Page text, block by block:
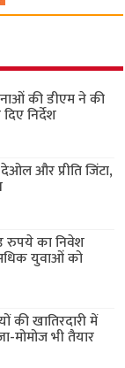
की डीएम ने की
निर्देश
और प्रीति जिंटा,
रुपये का निवेश
युवाओं को
की खातिरदारी में
मोमोज भी तैयार